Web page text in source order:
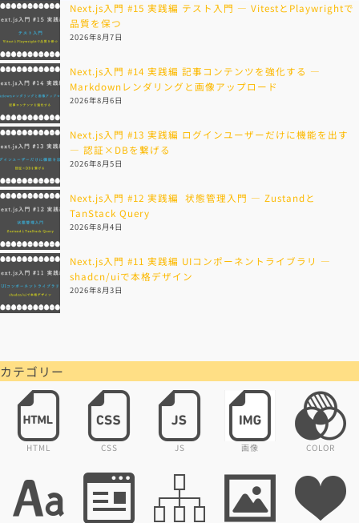
Next.js入門 #15 実践編 テスト入門 — VitestとPlaywrightで
品質を保つ
2026年8月7日
Next.js入門 #14 実践編 記事コンテンツを強化する —
Markdownレンダリングと画像アップロード
2026年8月6日
Next.js入門 #13 実践編 ログインユーザーだけに機能を出す
— 認証×DBを繋げる
2026年8月5日
Next.js入門 #12 実践編 状態管理入門 — Zustandと
TanStack Query
2026年8月4日
Next.js入門 #11 実践編 UIコンポーネントライブラリ —
shadcn/uiで本格デザイン
2026年8月3日
カテゴリー
HTML CSS JS 画像 COLOR